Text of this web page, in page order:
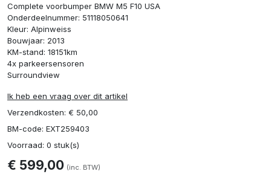
Complete voorbumper BMW M5 F10 USA
Onderdeelnummer: 51118050641
Kleur: Alpinweiss
Bouwjaar: 2013
KM-stand: 18151km
4x parkeersensoren
Surroundview
Ik heb een vraag over dit artikel
Verzendkosten: € 50,00
BM-code: EXT259403
Voorraad: 0 stuk(s)
€ 599,00 (inc. BTW)